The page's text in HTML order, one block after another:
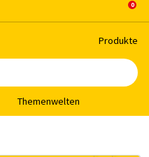
Pro­duk­te
The­men­wel­ten